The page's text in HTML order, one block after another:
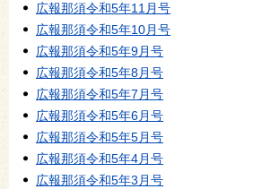
広報那須令和5年11月号
広報那須令和5年10月号
広報那須令和5年9月号
広報那須令和5年8月号
広報那須令和5年7月号
広報那須令和5年6月号
広報那須令和5年5月号
広報那須令和5年4月号
広報那須令和5年3月号